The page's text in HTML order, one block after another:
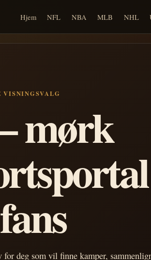
Hjem NFL NBA MLB NHL
VISNINGSVALG
mørk
deg som vil finne kamper,